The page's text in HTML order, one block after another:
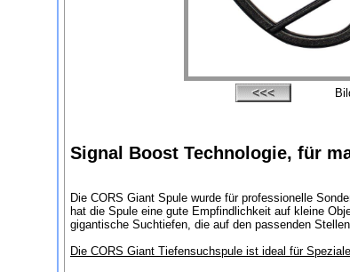
Signal Boost Technologie, für
Die CORS Giant Spule wurde für professionelle
hat die Spule eine gute Empfindlichkeit auf kleine
gigantische Suchtiefen, die auf den passenden
Die CORS Giant Tiefensuchspule ist ideal für